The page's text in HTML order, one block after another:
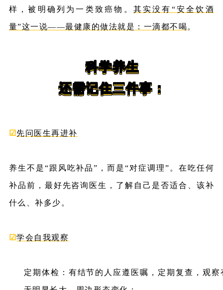
样，被明确列为一类致癌物。 其实没有“安全饮酒
量”这一说——最健康的做法就是：一滴都不喝 。
科学养生
还需记住三件事：
☑ 先问医生再进补
养生不是“跟风吃补品”，而是“对症调理”。在吃任何
补品前，最好先咨询医生，了解自己是否适合、该补
什么、补多少。
☑学会自我观察
定期体检：有结节的人应遵医嘱，定期复查，观察